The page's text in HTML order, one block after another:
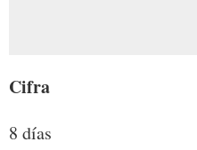
Cifra
8 días